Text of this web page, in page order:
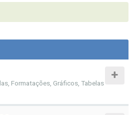
Formatações, Gráficos, Tabelas